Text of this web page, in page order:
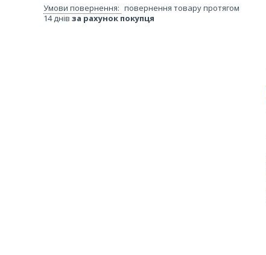
повернення товару протягом
14 днів за рахунок покупця